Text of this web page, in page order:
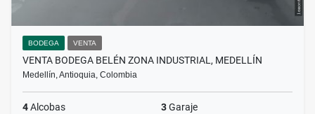
BODEGA VENTA
VENTA BODEGA BELÉN ZONA INDUSTRIAL, MEDELLÍN
Medellín, Antioquia, Colombia
4Alcobas 3Garaje